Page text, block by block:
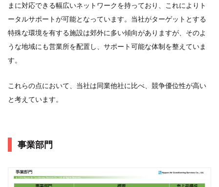
まに対応できる幅広いネットワークを持っており、これによりト
ータルサポートが可能となっています。当社がターゲットとする
特殊な環境を有する施設は郊外に多い傾向がありますが、そのよ
うな地域にも営業所を配置し、サポート可能な体制を整えていま
す。
これらの点において、当社は同業他社に比べ、競争優位性が高い
と考えています。
事業部門